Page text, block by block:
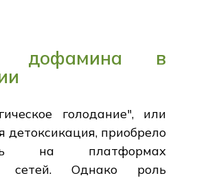
дофамина в
голодание", или
детоксикация, приобрело
на платформах
сетей. Однако роль